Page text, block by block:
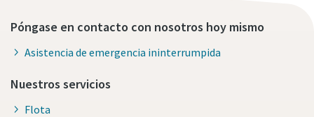
Póngase en contacto con nosotros hoy mismo
Asistencia de emergencia ininterrumpida
Nuestros servicios
Flota